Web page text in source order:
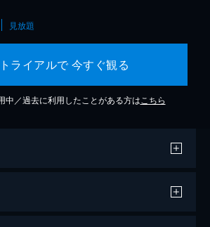
見放題
ライアルで 今すぐ観る
中／過去に利用したことがある方は こちら